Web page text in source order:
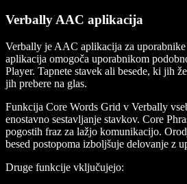
Verbally AAC aplikacija
Verbally je AAC aplikacija za
aplikacija omogoča uporabnikom
Player. Tapnete stavek ali besede, ki jih
jih prebere na glas.
Funkcija Core Words Grid v Verbally
enostavno sestavljanje stavkov. Core
pogostih fraz za lažjo komunikacijo.
besed postopoma izboljšuje delovanje z
Druge funkcije vključujejo: